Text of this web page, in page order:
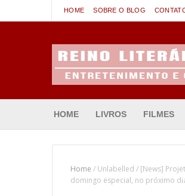
HOME SOBRE O BLOG
HOME LIVROS FILMES
Home / Unlabelled / [News]
domingo especial, no próximo